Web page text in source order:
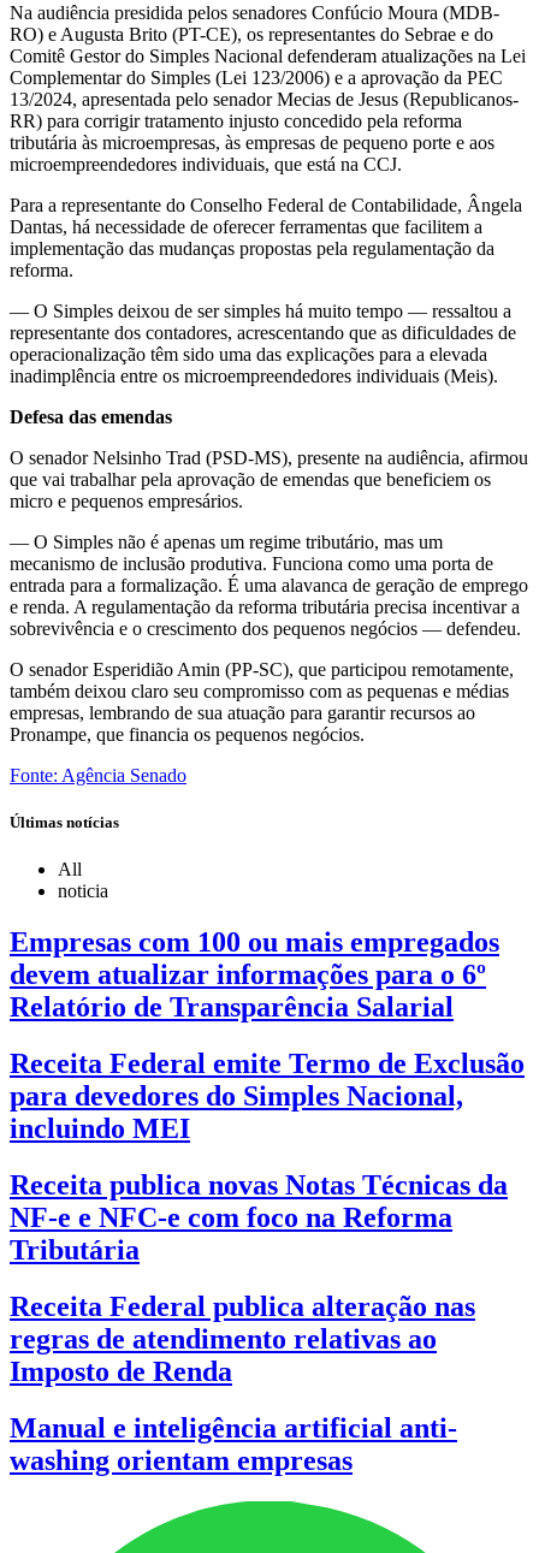
Na audiência presidida pelos senadores Confúcio Moura (MDB-
RO) e Augusta Brito (PT-CE), os representantes do Sebrae e do
Comitê Gestor do Simples Nacional defenderam atualizações na Lei
Complementar do Simples (Lei 123/2006) e a aprovação da PEC
13/2024, apresentada pelo senador Mecias de Jesus (Republicanos-
RR) para corrigir tratamento injusto concedido pela reforma
tributária às microempresas, às empresas de pequeno porte e aos
microempreendedores individuais, que está na CCJ.
Para a representante do Conselho Federal de Contabilidade, Ângela
Dantas, há necessidade de oferecer ferramentas que facilitem a
implementação das mudanças propostas pela regulamentação da
reforma.
— O Simples deixou de ser simples há muito tempo — ressaltou a
representante dos contadores, acrescentando que as dificuldades de
operacionalização têm sido uma das explicações para a elevada
inadimplência entre os microempreendedores individuais (Meis).
Defesa das emendas
O senador Nelsinho Trad (PSD-MS), presente na audiência, afirmou
que vai trabalhar pela aprovação de emendas que beneficiem os
micro e pequenos empresários.
— O Simples não é apenas um regime tributário, mas um
mecanismo de inclusão produtiva. Funciona como uma porta de
entrada para a formalização. É uma alavanca de geração de emprego
e renda. A regulamentação da reforma tributária precisa incentivar a
sobrevivência e o crescimento dos pequenos negócios — defendeu.
O senador Esperidião Amin (PP-SC), que participou remotamente,
também deixou claro seu compromisso com as pequenas e médias
empresas, lembrando de sua atuação para garantir recursos ao
Pronampe, que financia os pequenos negócios.
Fonte: Agência Senado
Últimas notícias
All
noticia
Empresas com 100 ou mais empregados
devem atualizar informações para o 6º
Relatório de Transparência Salarial
Receita Federal emite Termo de Exclusão
para devedores do Simples Nacional,
incluindo MEI
Receita publica novas Notas Técnicas da
NF-e e NFC-e com foco na Reforma
Tributária
Receita Federal publica alteração nas
regras de atendimento relativas ao
Imposto de Renda
Manual e inteligência artificial anti-
washing orientam empresas